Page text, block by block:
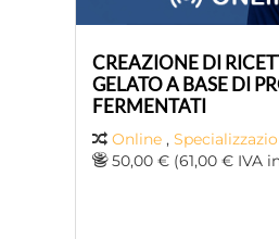
CREAZIONE DI
GELATO A BASE DI
FERMENTATI
Online ,
50,00 € (61,00 € IVA